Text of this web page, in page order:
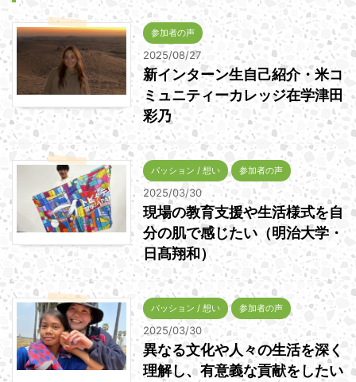
参加者の声
2025/08/27
新インターン生自己紹介・米コ
ミュニティーカレッジ在学津田
彩乃
パッション / 想い 参加者の声
2025/03/30
現場の教育支援や生活様式を自
分の肌で感じたい（明治大学・
日髙翔和）
パッション / 想い 参加者の声
2025/03/30
異なる文化や人々の生活を深く
理解し、有意義な貢献をしたい